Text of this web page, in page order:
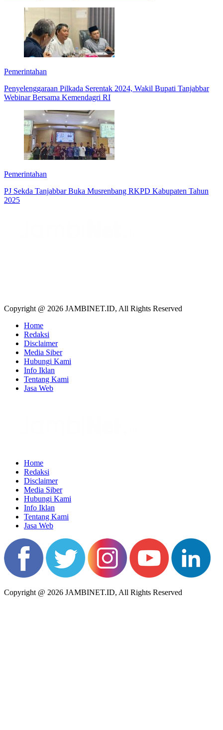
Pemerintahan
Penyelenggaraan Pilkada Serentak 2024, Wakil Bupati Tanjabbar
Webinar Bersama Kemendagri RI
Pemerintahan
PJ Sekda Tanjabbar Buka Musrenbang RKPD Kabupaten Tahun
2025
Copyright @ 2026 JAMBINET.ID, All Rights Reserved
Home
Redaksi
Disclaimer
Media Siber
Hubungi Kami
Info Iklan
Tentang Kami
Jasa Web
Home
Redaksi
Disclaimer
Media Siber
Hubungi Kami
Info Iklan
Tentang Kami
Jasa Web
Copyright @ 2026 JAMBINET.ID, All Rights Reserved